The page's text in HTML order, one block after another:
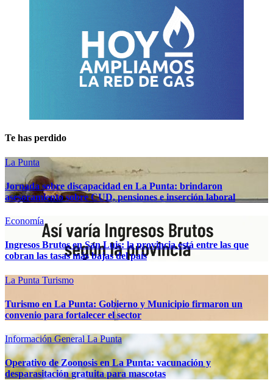
Te has perdido
La Punta
Jornada sobre discapacidad en La Punta: brindaron
asesoramiento sobre CUD, pensiones e inserción laboral
Economía
Ingresos Brutos en San Luis: la provincia está entre las que
cobran las tasas más bajas del país
La Punta Turismo
Turismo en La Punta: Gobierno y Municipio firmaron un
convenio para fortalecer el sector
Información GeneralLa Punta
Operativo de Zoonosis en La Punta: vacunación y
desparasitación gratuita para mascotas